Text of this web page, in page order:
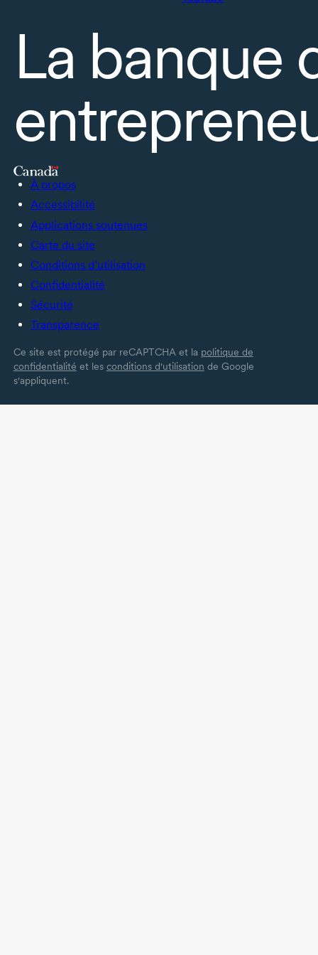
La banque
À propos
Accessibilité
Applications soutenues
Carte du site
Conditions d’utilisation
Confidentialité
Sécurité
Transparence
Ce site est protégé par reCAPTCHA et la politique de
confidentialité et les conditions d'utilisation de Google
s'appliquent.